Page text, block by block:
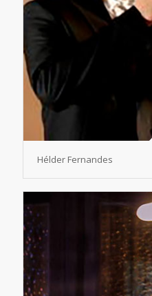
Hélder Fernandes